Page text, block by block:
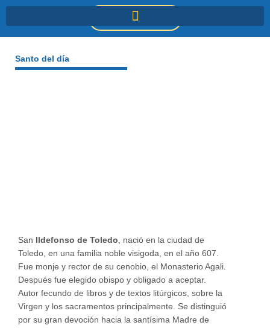
DONACIONES
Santo del día
San Ildefonso de Toledo, nació en la ciudad de
Toledo, en una familia noble visigoda, en el año 607.
Fue monje y rector de su cenobio, el Monasterio Agali.
Después fue elegido obispo y obligado a aceptar.
Autor fecundo de libros y de textos litúrgicos, sobre la
Virgen y los sacramentos principalmente. Se distinguió
por su gran devoción hacia la santísima Madre de